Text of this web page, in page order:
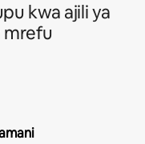
kwa ajili ya
mrefu